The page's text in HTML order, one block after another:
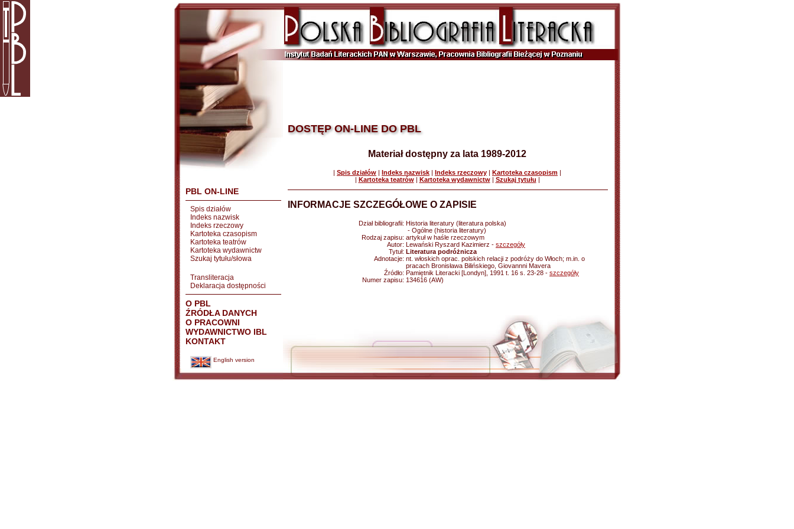
PBL ON-LINE
Spis działów
Indeks nazwisk
Indeks rzeczowy
Kartoteka czasopism
Kartoteka teatrów
Kartoteka wydawnictw
Szukaj tytułu/słowa
Transliteracja
Deklaracja dostępności
O PBL
ŹRÓDŁA DANYCH
O PRACOWNI
WYDAWNICTWO IBL
KONTAKT
English version
DOSTĘP ON-LINE DO PBL
Materiał dostępny za lata 1989-2012
| Spis działów | Indeks nazwisk | Indeks rzeczowy | Kartoteka czasopism |
| Kartoteka teatrów| Kartoteka wydawnictw| Szukaj tytułu |
INFORMACJE SZCZEGÓŁOWE O ZAPISIE
Dział bibliografii: Historia literatury (literatura polska)
- Ogólne (historia literatury)
Rodzaj zapisu: artykuł w haśle rzeczowym
Autor: Lewański Ryszard Kazimierz - szczegóły
Tytuł: Literatura podróżnicza
Adnotacje: nt. włoskich oprac. polskich relacji z podróży do Włoch; m.in. o
pracach Bronisława Bilińskiego, Giovannni Mavera
Źródło: Pamiętnik Literacki [Londyn], 1991 t. 16 s. 23-28 - szczegóły
Numer zapisu: 134616 (AW)